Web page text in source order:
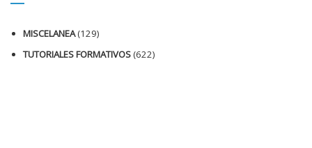
MISCELANEA(129)
TUTORIALES FORMATIVOS(622)